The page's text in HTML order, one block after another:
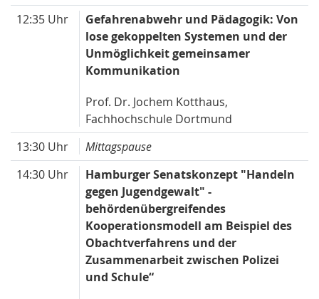
12:35 Uhr
Gefahrenabwehr und Pädagogik: Von
lose gekoppelten Systemen und der
Unmöglichkeit gemeinsamer
Kommunikation
Prof. Dr. Jochem Kotthaus,
Fachhochschule Dortmund
13:30 Uhr
Mittagspause
14:30 Uhr
Hamburger Senatskonzept "Handeln
gegen Jugendgewalt" -
behördenübergreifendes
Kooperationsmodell am Beispiel des
Obachtverfahrens und der
Zusammenarbeit zwischen Polizei
und Schule“